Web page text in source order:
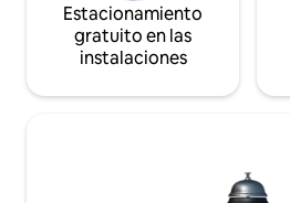
Estacionamiento
gratuito en las
instalaciones